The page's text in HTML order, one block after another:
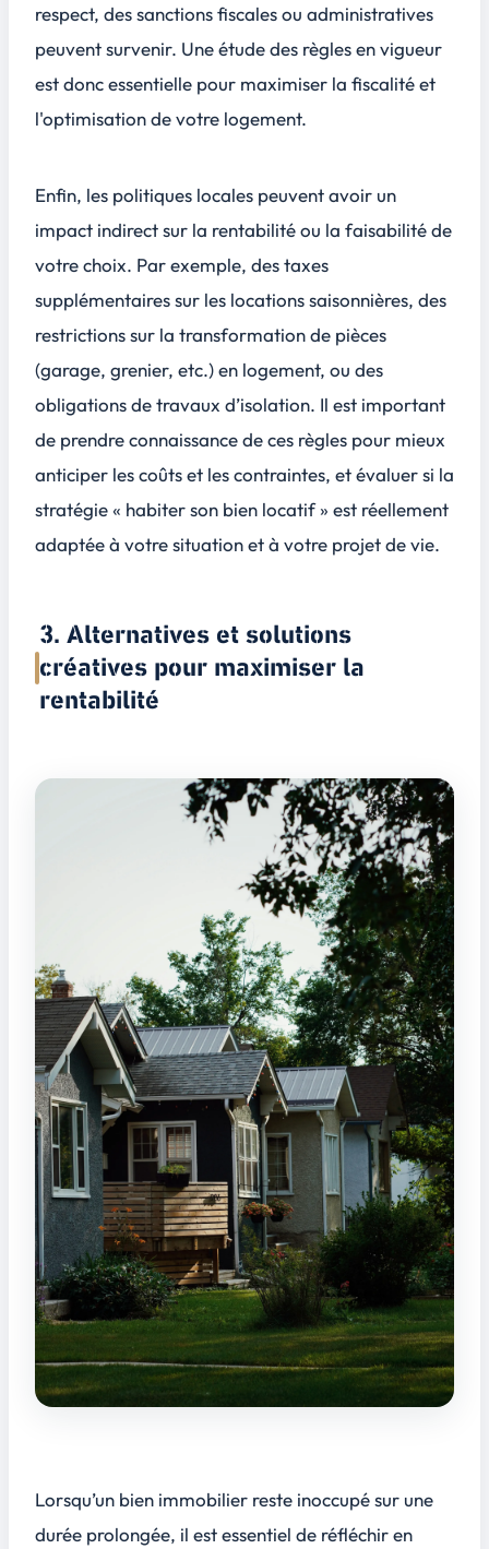
respect, des sanctions fiscales ou administratives
peuvent survenir. Une étude des règles en vigueur
est donc essentielle pour maximiser la fiscalité et
l'optimisation de votre logement.
Enfin, les politiques locales peuvent avoir un
impact indirect sur la rentabilité ou la faisabilité de
votre choix. Par exemple, des taxes
supplémentaires sur les locations saisonnières, des
restrictions sur la transformation de pièces
(garage, grenier, etc.) en logement, ou des
obligations de travaux d’isolation. Il est important
de prendre connaissance de ces règles pour mieux
anticiper les coûts et les contraintes, et évaluer si la
stratégie « habiter son bien locatif » est réellement
adaptée à votre situation et à votre projet de vie.
3. Alternatives et solutions
créatives pour maximiser la
rentabilité
Lorsqu’un bien immobilier reste inoccupé sur une
durée prolongée, il est essentiel de réfléchir en